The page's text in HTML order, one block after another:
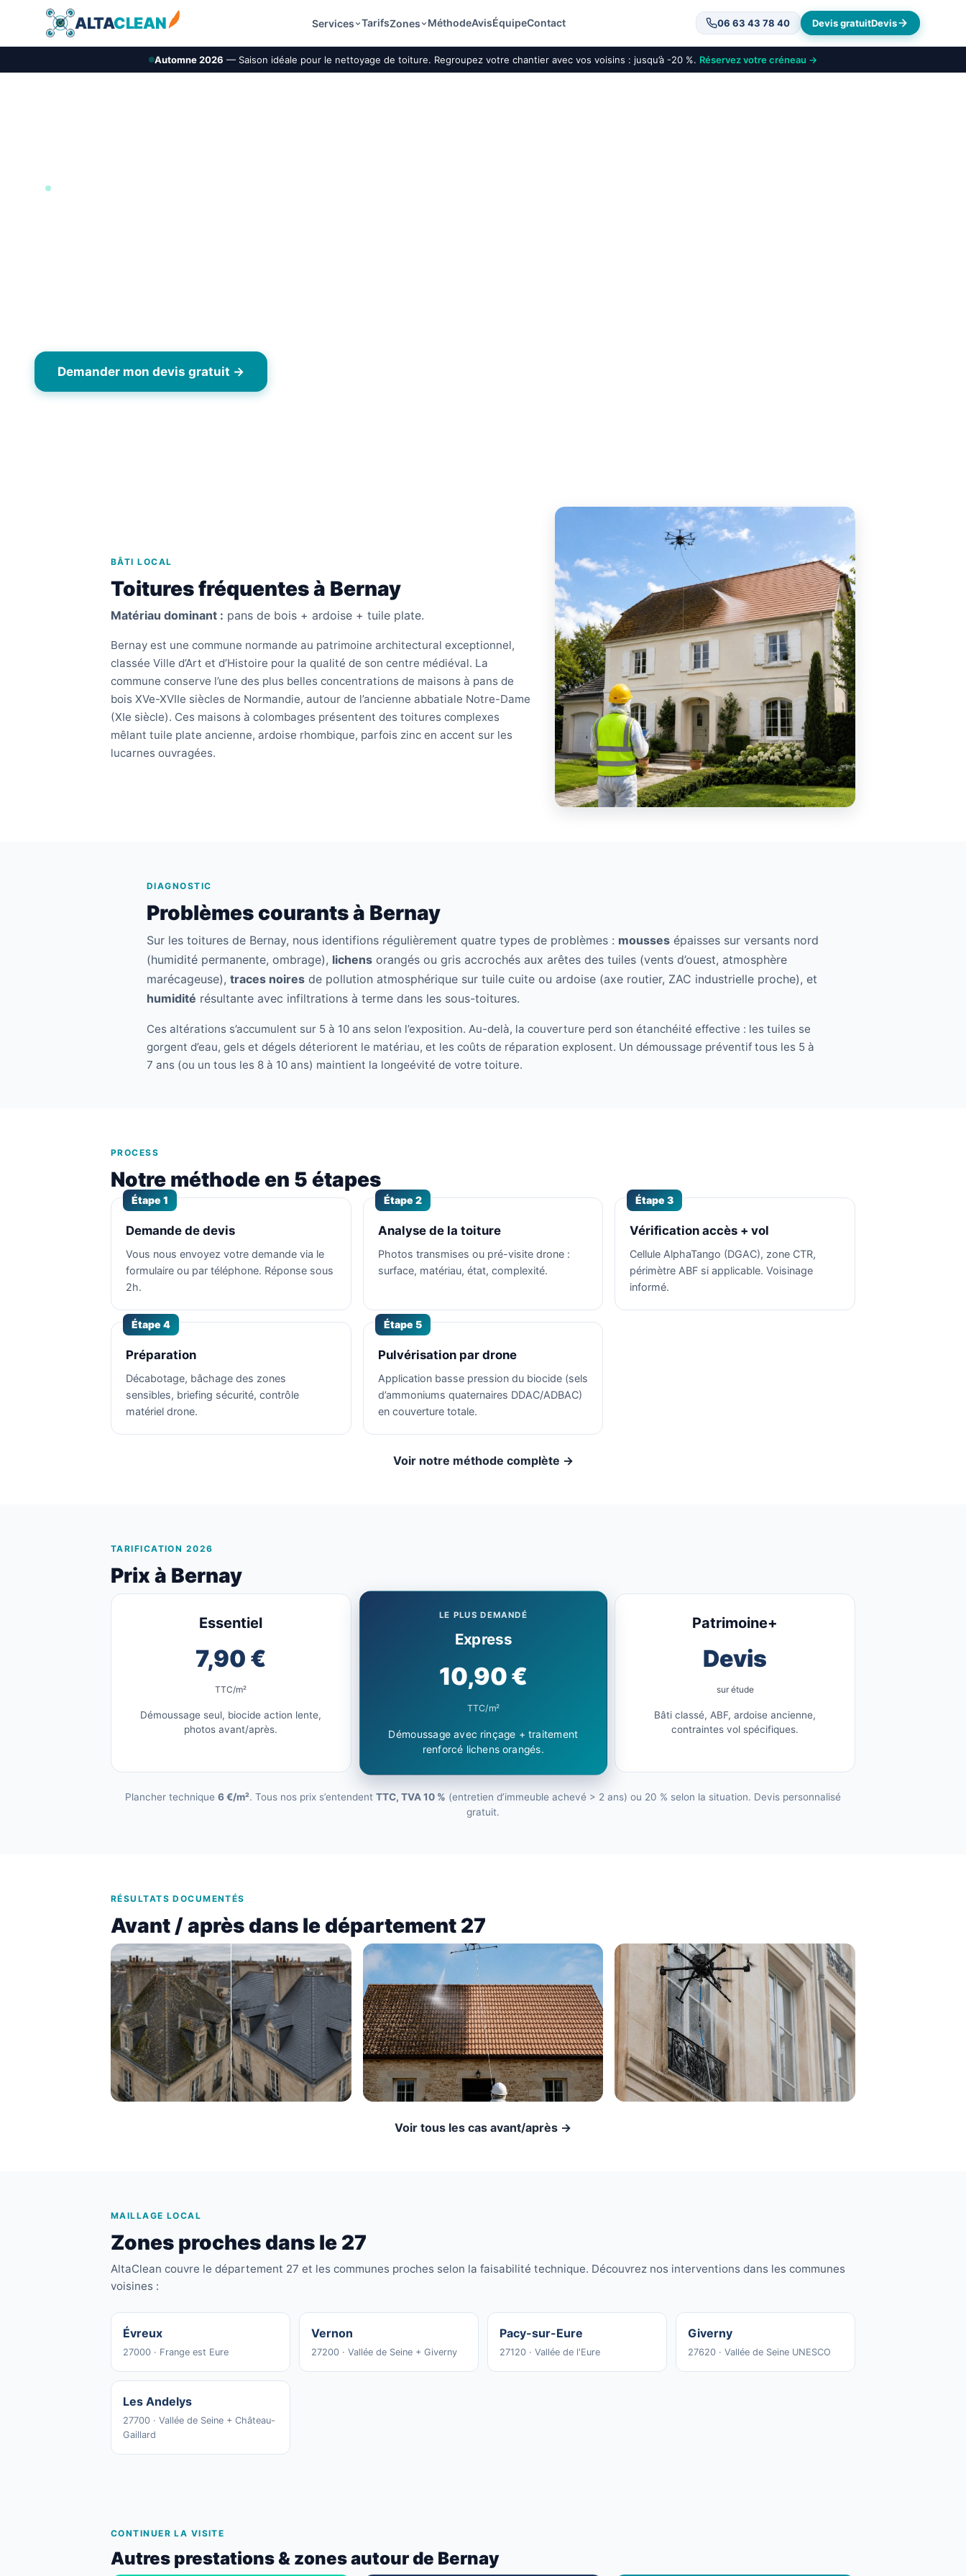
ALTACLEAN Services TarifsZones MéthodeAvisÉquipeContact 06 63 43 78 40 Devis gratuitDevis
Automne 2026 — Saison idéale pour le nettoyage de toiture. Regroupez votre chantier avec vos voisins : jusqu’à -20 %. Réservez votre créneau →
Demander mon devis gratuit →
BÂTI LOCAL
Toitures fréquentes à Bernay
Matériau dominant : pans de bois + ardoise + tuile plate.
Bernay est une commune normande au patrimoine architectural exceptionnel,
classée Ville d’Art et d’Histoire pour la qualité de son centre médiéval. La
commune conserve l’une des plus belles concentrations de maisons à pans de
bois XVe-XVIIe siècles de Normandie, autour de l’ancienne abbatiale Notre-Dame
(XIe siècle). Ces maisons à colombages présentent des toitures complexes
mêlant tuile plate ancienne, ardoise rhombique, parfois zinc en accent sur les
lucarnes ouvragées.
DIAGNOSTIC
Problèmes courants à Bernay
Sur les toitures de Bernay, nous identifions régulièrement quatre types de problèmes : mousses épaisses sur versants nord
(humidité permanente, ombrage), lichens orangés ou gris accrochés aux arêtes des tuiles (vents d’ouest, atmosphère
marécageuse), traces noires de pollution atmosphérique sur tuile cuite ou ardoise (axe routier, ZAC industrielle proche), et
humidité résultante avec infiltrations à terme dans les sous-toitures.
Ces altérations s’accumulent sur 5 à 10 ans selon l’exposition. Au-delà, la couverture perd son étanchéité effective : les tuiles se
gorgent d’eau, gels et dégels déteriorent le matériau, et les coûts de réparation explosent. Un démoussage préventif tous les 5 à
7 ans (ou un tous les 8 à 10 ans) maintient la longeévité de votre toiture.
PROCESS
Notre méthode en 5 étapes
Étape 1
Demande de devis
Vous nous envoyez votre demande via le
formulaire ou par téléphone. Réponse sous
2h.
Étape 2
Analyse de la toiture
Photos transmises ou pré-visite drone :
surface, matériau, état, complexité.
Étape 3
Vérification accès + vol
Cellule AlphaTango (DGAC), zone CTR,
périmètre ABF si applicable. Voisinage
informé.
Étape 4
Préparation
Décabotage, bâchage des zones
sensibles, briefing sécurité, contrôle
matériel drone.
Étape 5
Pulvérisation par drone
Application basse pression du biocide (sels
d’ammoniums quaternaires DDAC/ADBAC)
en couverture totale.
Voir notre méthode complète →
TARIFICATION 2026
Prix à Bernay
Essentiel
7,90 €
TTC/m²
Démoussage seul, biocide action lente,
photos avant/après.
LE PLUS DEMANDÉ
Express
10,90 €
TTC/m²
Démoussage avec rinçage + traitement
renforcé lichens orangés.
Patrimoine+
Devis
sur étude
Bâti classé, ABF, ardoise ancienne,
contraintes vol spécifiques.
Plancher technique 6 €/m². Tous nos prix s’entendent TTC, TVA 10 % (entretien d’immeuble achevé > 2 ans) ou 20 % selon la situation. Devis personnalisé
gratuit.
RÉSULTATS DOCUMENTÉS
Avant / après dans le département 27
Voir tous les cas avant/après →
MAILLAGE LOCAL
Zones proches dans le 27
AltaClean couvre le département 27 et les communes proches selon la faisabilité technique. Découvrez nos interventions dans les communes
voisines :
Évreux
27000 · Frange est Eure
Vernon
27200 · Vallée de Seine + Giverny
Pacy-sur-Eure
27120 · Vallée de l'Eure
Giverny
27620 · Vallée de Seine UNESCO
Les Andelys
27700 · Vallée de Seine + Château-
Gaillard
CONTINUER LA VISITE
Autres prestations & zones autour de Bernay